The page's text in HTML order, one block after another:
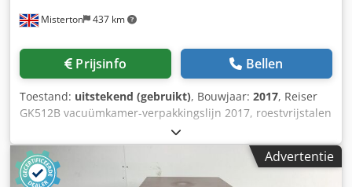
Misterton 437 km
Prijsinfo Bellen
Toestand: uitstekend (gebruikt), Bouwjaar: 2017, Reiser
GK512B vacuümkamer-verpakkingslijn 2017, roestvrijstalen
vacuümkamer-verpakkingslijn, bestaande uit Supervac GK
vacuümkamer, Supervac AT heetwater-krimptank en
Supervac BL15 droogtunnel, inclusief Supervac BG450
zakopener, 3-fase. Djdowtzd Rjpfx Ahtsck
Advertentie